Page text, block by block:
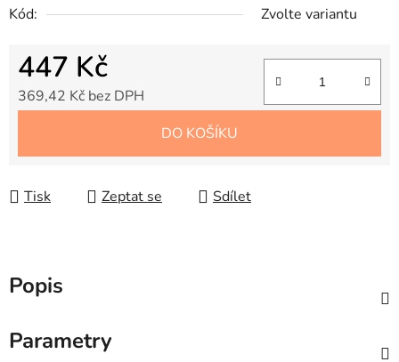
Kód:
Zvolte variantu
447 Kč
369,42 Kč bez DPH
DO KOŠÍKU
Tisk Zeptat se Sdílet
Popis
Parametry